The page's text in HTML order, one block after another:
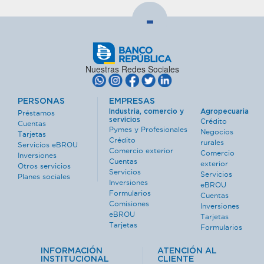
-
Nuestras Redes Sociales
PERSONAS
Préstamos
Cuentas
Tarjetas
Servicios eBROU
Inversiones
Otros servicios
Planes sociales
EMPRESAS
Industria, comercio y
servicios
Pymes y Profesionales
Crédito
Comercio exterior
Cuentas
Servicios
Inversiones
Formularios
Comisiones
eBROU
Tarjetas
Agropecuaria
Crédito
Negocios
rurales
Comercio
exterior
Servicios
eBROU
Cuentas
Inversiones
Tarjetas
Formularios
INFORMACIÓN
INSTITUCIONAL
ATENCIÓN AL
CLIENTE